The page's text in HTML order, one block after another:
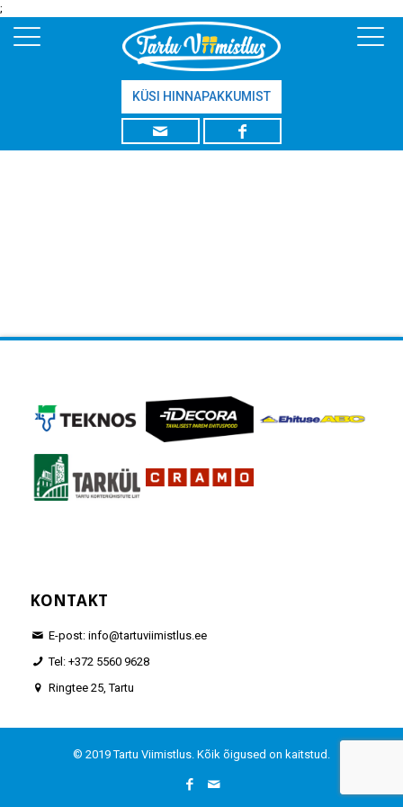
;
KÜSI HINNAPAKKUMIST
KONTAKT
E-post: info@tartuviimistlus.ee
Tel: +372 5560 9628
Ringtee 25, Tartu
© 2019 Tartu Viimistlus. Kõik õigused on kaitstud.